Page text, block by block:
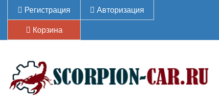
Регистрация
Авторизация
Корзина